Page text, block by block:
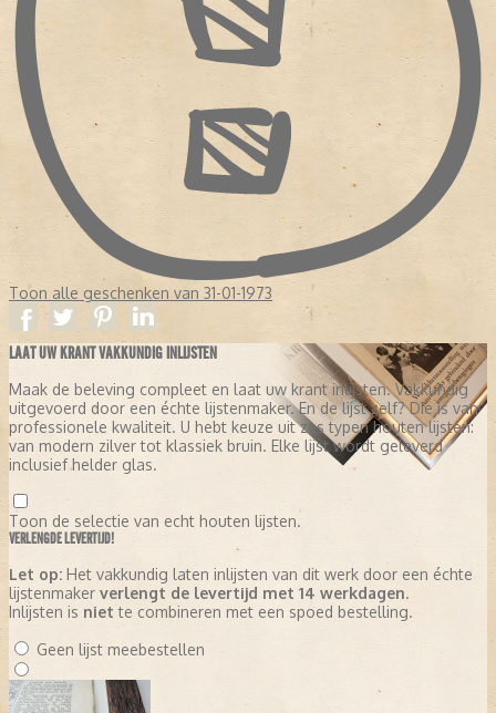
Toon alle geschenken van 31-01-1973
LAAT UW KRANT VAKKUNDIG INLIJSTEN
Maak de beleving compleet en laat uw krant inlijsten. Vakkundig
uitgevoerd door een échte lijstenmaker. En de lijst zelf? Die is van
professionele kwaliteit. U hebt keuze uit zes typen houten lijsten:
van modern zilver tot klassiek bruin. Elke lijst wordt geleverd
inclusief helder glas.
Toon de selectie van echt houten lijsten.
VERLENGDE LEVERTIJD!
Let op: Het vakkundig laten inlijsten van dit werk door een échte
lijstenmaker verlengt de levertijd met 14 werkdagen.
Inlijsten is niet te combineren met een spoed bestelling.
Geen lijst meebestellen